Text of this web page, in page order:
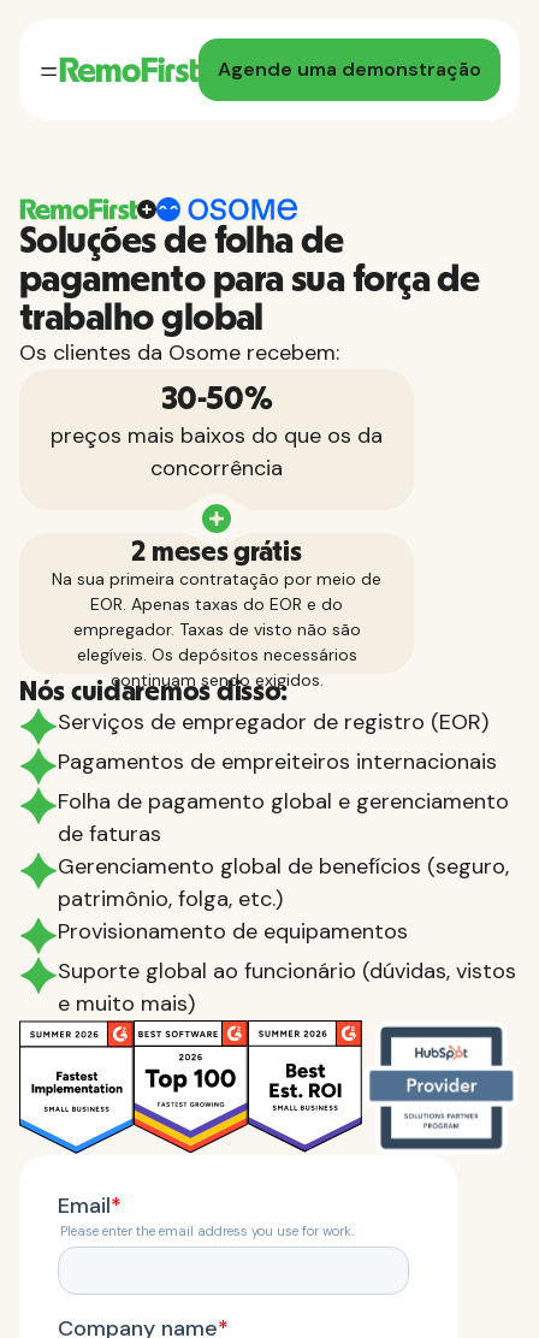
Agende uma demonstração
Soluções de folha de
pagamento para sua força de
trabalho global
Os clientes da Osome recebem:
30-50%
preços mais baixos do que os da
concorrência
2 meses grátis
Na sua primeira contratação por meio de
EOR. Apenas taxas do EOR e do
empregador. Taxas de visto não são
elegíveis. Os depósitos necessários
continuam sendo exigidos.
Nós cuidaremos disso:
Serviços de empregador de registro (EOR)
Pagamentos de empreiteiros internacionais
Folha de pagamento global e gerenciamento
de faturas
Gerenciamento global de benefícios (seguro,
patrimônio, folga, etc.)
Provisionamento de equipamentos
Suporte global ao funcionário (dúvidas, vistos
e muito mais)